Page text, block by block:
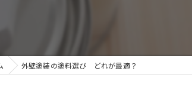
外壁塗装の塗料選び どれが最適？